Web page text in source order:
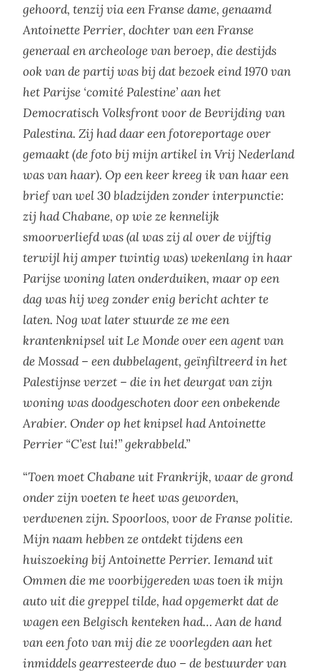
gehoord, tenzij via een Franse dame, genaamd
Antoinette Perrier, dochter van een Franse
generaal en archeologe van beroep, die destijds
ook van de partij was bij dat bezoek eind 1970 van
het Parijse ‘comité Palestine’ aan het
Democratisch Volksfront voor de Bevrijding van
Palestina. Zij had daar een fotoreportage over
gemaakt (de foto bij mijn artikel in Vrij Nederland
was van haar). Op een keer kreeg ik van haar een
brief van wel 30 bladzijden zonder interpunctie:
zij had Chabane, op wie ze kennelijk
smoorverliefd was (al was zij al over de vijftig
terwijl hij amper twintig was) wekenlang in haar
Parijse woning laten onderduiken, maar op een
dag was hij weg zonder enig bericht achter te
laten. Nog wat later stuurde ze me een
krantenknipsel uit Le Monde over een agent van
de Mossad – een dubbelagent, geïnfiltreerd in het
Palestijnse verzet – die in het deurgat van zijn
woning was doodgeschoten door een onbekende
Arabier. Onder op het knipsel had Antoinette
Perrier “C’est lui!” gekrabbeld.”
“Toen moet Chabane uit Frankrijk, waar de grond
onder zijn voeten te heet was geworden,
verdwenen zijn. Spoorloos, voor de Franse politie.
Mijn naam hebben ze ontdekt tijdens een
huiszoeking bij Antoinette Perrier. Iemand uit
Ommen die me voorbijgereden was toen ik mijn
auto uit die greppel tilde, had opgemerkt dat de
wagen een Belgisch kenteken had… Aan de hand
van een foto van mij die ze voorlegden aan het
inmiddels gearresteerde duo – de bestuurder van